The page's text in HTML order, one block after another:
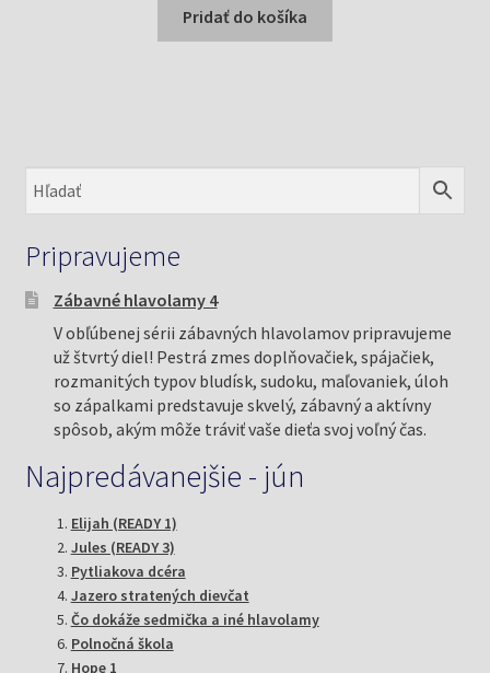
bola:
0,20 €.
je:
0,15 €.
Pridať do košíka
Pripravujeme
Zábavné hlavolamy 4
V obľúbenej sérii zábavných hlavolamov pripravujeme
už štvrtý diel! Pestrá zmes doplňovačiek, spájačiek,
rozmanitých typov bludísk, sudoku, maľovaniek, úloh
so zápalkami predstavuje skvelý, zábavný a aktívny
spôsob, akým môže tráviť vaše dieťa svoj voľný čas.
Najpredávanejšie - jún
Elijah (READY 1)
Jules (READY 3)
Pytliakova dcéra
Jazero stratených dievčat
Čo dokáže sedmička a iné hlavolamy
Polnočná škola
Hope 1